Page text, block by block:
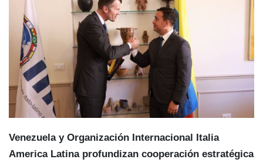
Venezuela y Organización Internacional Italia
America Latina profundizan cooperación estratégica